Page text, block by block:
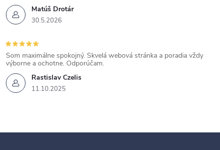
Matúš Drotár
30.5.2026
Rastislav Czelis
11.10.2025
Som maximálne spokojný. Skvelá webová stránka a poradia vždy
výborne a ochotne. Odporúčam.